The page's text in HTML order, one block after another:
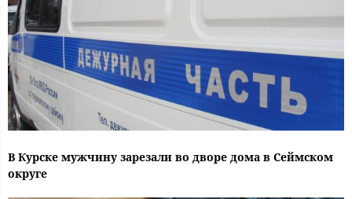
В Курске мужчину зарезали во дворе дома в Сеймском
округе